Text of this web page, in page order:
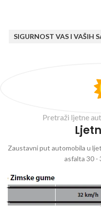
SIGURNOST VAS I VAŠIH
Pretraži ljetne
Zaustavni put automobila u
asfalta 30 -